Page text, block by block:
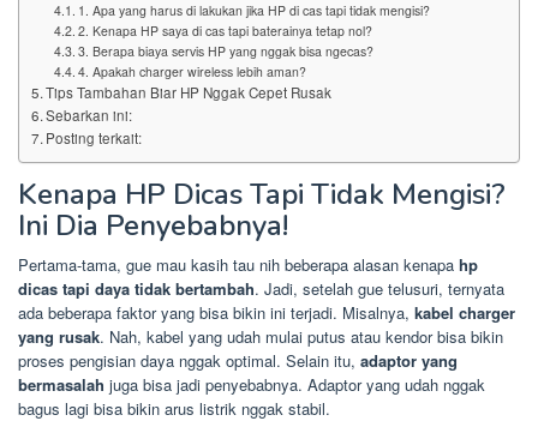
1. Apa yang harus di lakukan jika HP di cas tapi tidak mengisi?
2. Kenapa HP saya di cas tapi baterainya tetap nol?
3. Berapa biaya servis HP yang nggak bisa ngecas?
4. Apakah charger wireless lebih aman?
Tips Tambahan Biar HP Nggak Cepet Rusak
Sebarkan ini:
Posting terkait:
Kenapa HP Dicas Tapi Tidak Mengisi?
Ini Dia Penyebabnya!
Pertama-tama, gue mau kasih tau nih beberapa alasan kenapa hp
dicas tapi daya tidak bertambah. Jadi, setelah gue telusuri, ternyata
ada beberapa faktor yang bisa bikin ini terjadi. Misalnya, kabel charger
yang rusak. Nah, kabel yang udah mulai putus atau kendor bisa bikin
proses pengisian daya nggak optimal. Selain itu, adaptor yang
bermasalah juga bisa jadi penyebabnya. Adaptor yang udah nggak
bagus lagi bisa bikin arus listrik nggak stabil.